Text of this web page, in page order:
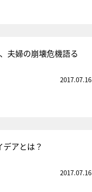
夫婦の崩壊危機語る
2017.07.16
アとは？
2017.07.16